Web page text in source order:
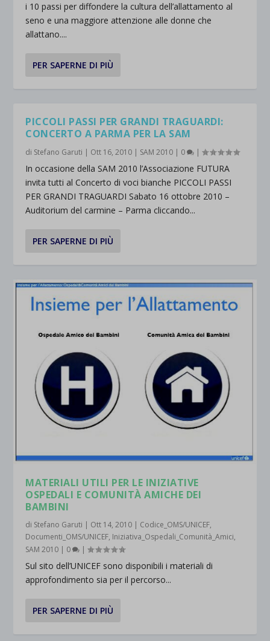
i 10 passi per diffondere la cultura dell’allattamento al
seno e una maggiore attenzione alle donne che
allattano....
PER SAPERNE DI PIÙ
PICCOLI PASSI PER GRANDI TRAGUARDI:
CONCERTO A PARMA PER LA SAM
di Stefano Garuti | Ott 16, 2010 | SAM 2010 | 0 |
In occasione della SAM 2010 l’Associazione FUTURA
invita tutti al Concerto di voci bianche PICCOLI PASSI
PER GRANDI TRAGUARDI Sabato 16 ottobre 2010 –
Auditorium del carmine – Parma cliccando...
PER SAPERNE DI PIÙ
MATERIALI UTILI PER LE INIZIATIVE
OSPEDALI E COMUNITÀ AMICHE DEI
BAMBINI
di Stefano Garuti | Ott 14, 2010 | Codice_OMS/UNICEF,
Documenti_OMS/UNICEF, Iniziativa_Ospedali_Comunità_Amici,
SAM 2010 | 0 |
Sul sito dell’UNICEF sono disponibili i materiali di
approfondimento sia per il percorso...
PER SAPERNE DI PIÙ